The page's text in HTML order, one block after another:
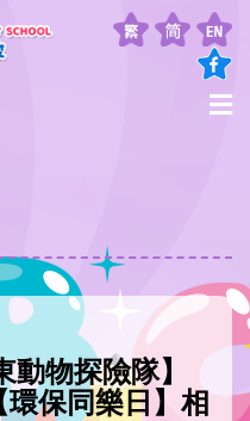
物探險隊】
保同樂日】相